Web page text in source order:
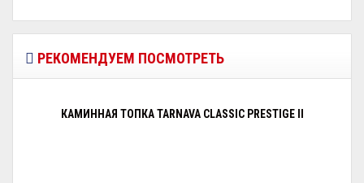
РЕКОМЕНДУЕМ ПОСМОТРЕТЬ
КАМИННАЯ ТОПКА TARNAVA CLASSIC PRESTIGE II